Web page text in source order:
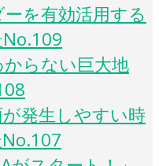
を有効活用する
からない巨大地
が発生しやすい時